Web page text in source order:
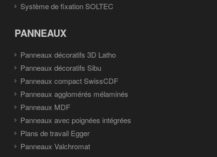
Système de fixation SOLTEC
PANNEAUX
Panneaux décoratifs 3D Latho
Panneaux décoratifs Sibu
Panneaux compact SwissCDF
Panneaux agglomérés mélaminés
Panneaux MDF
Panneaux avec poignées intégrées
Plans de travail Egger
Panneaux Valchromat